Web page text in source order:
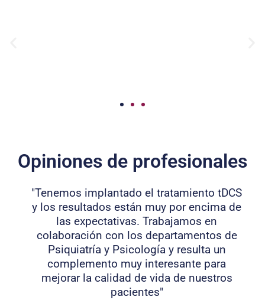
Opiniones de profesionales
"Tenemos implantado el tratamiento tDCS
y los resultados están muy por encima de
las expectativas. Trabajamos en
colaboración con los departamentos de
Psiquiatría y Psicología y resulta un
complemento muy interesante para
mejorar la calidad de vida de nuestros
pacientes"